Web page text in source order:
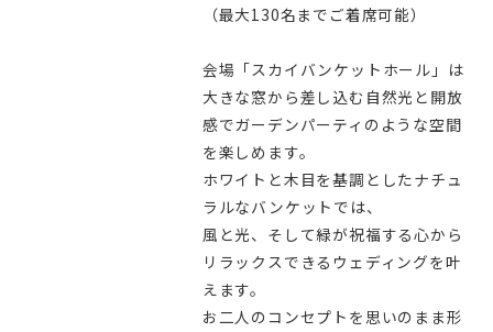
（最大130名までご着席可能）
会場「スカイバンケットホール」は
大きな窓から差し込む自然光と開放
感でガーデンパーティのような空間
を楽しめます。
ホワイトと木目を基調としたナチュ
ラルなバンケットでは、
風と光、そして緑が祝福する心から
リラックスできるウェディングを叶
えます。
お二人のコンセプトを思いのまま形